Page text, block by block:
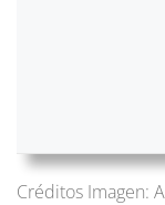
Créditos Imagen: